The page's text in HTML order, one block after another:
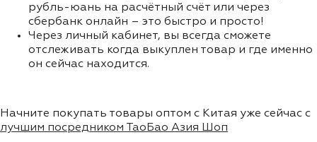
рубль-юань на расчётный счёт или через
сбербанк онлайн – это быстро и просто!
Через личный кабинет, вы всегда сможете
отслеживать когда выкуплен товар и где именно
он сейчас находится.
Начните покупать товары оптом с Китая уже сейчас с
лучшим посредником ТаоБао Азия Шоп